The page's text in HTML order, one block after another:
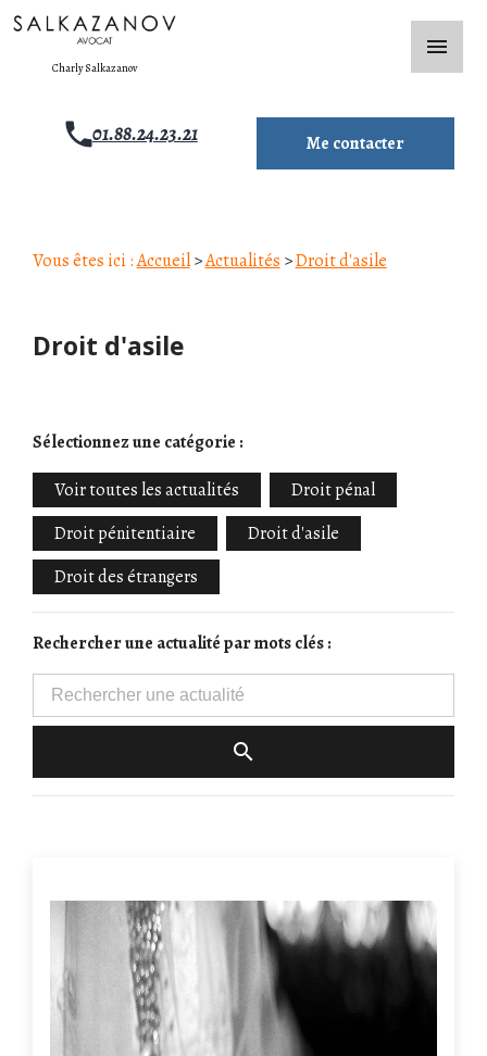
Charly Salkazanov
menu
01.88.24.23.21 Me contacter
Vous êtes ici :Accueil>Actualités >Droit d'asile
Droit d'asile
Sélectionnez une catégorie :
Voir toutes les actualités
Droit pénal
Droit pénitentiaire
Droit d'asile
Droit des étrangers
Rechercher une actualité par mots clés :
Panneau de gestion des cookies